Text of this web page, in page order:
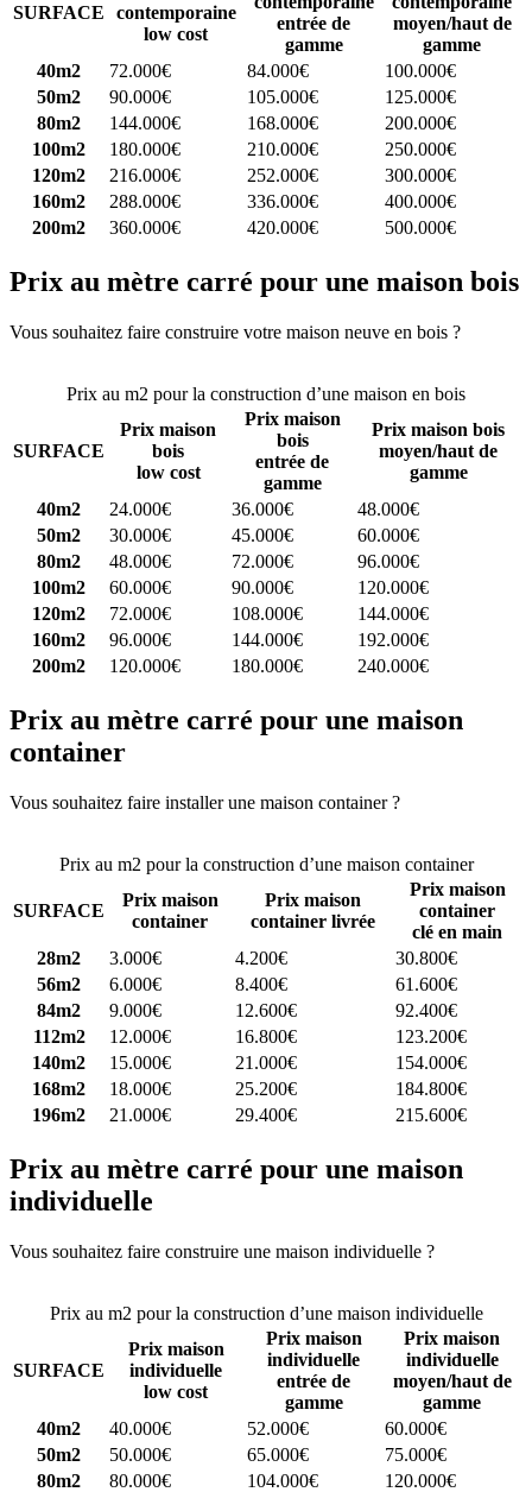
SURFACE
contemporaine
low cost
entrée de
gamme
moyen/haut de
gamme
40m2
72.000€ 84.000€
100.000€
50m2
90.000€ 105.000€
125.000€
80m2
144.000€ 168.000€
200.000€
100m2
180.000€ 210.000€
250.000€
120m2
216.000€ 252.000€
300.000€
160m2
288.000€ 336.000€
400.000€
200m2
360.000€ 420.000€ 500.000€
Prix au mètre carré pour une maison bois
Vous souhaitez faire construire votre maison neuve en bois ?
Prix au m2 pour la construction d’une maison en bois
SURFACE
Prix maison
bois
low cost
Prix maison
bois
entrée de
gamme
Prix maison bois
moyen/haut de
gamme
40m2
24.000€ 36.000€
48.000€
50m2
30.000€ 45.000€
60.000€
80m2
48.000€ 72.000€
96.000€
100m2
60.000€ 90.000€
120.000€
120m2
72.000€ 108.000€
144.000€
160m2
96.000€ 144.000€
192.000€
200m2
120.000€ 180.000€ 240.000€
Prix au mètre carré pour une maison
container
Vous souhaitez faire installer une maison container ?
Prix au m2 pour la construction d’une maison container
SURFACE
Prix maison
container
Prix maison
container livrée
Prix maison
container
clé en main
28m2
3.000€ 4.200€
30.800€
56m2
6.000€ 8.400€
61.600€
84m2
9.000€ 12.600€
92.400€
112m2
12.000€ 16.800€
123.200€
140m2
15.000€ 21.000€
154.000€
168m2
18.000€ 25.200€
184.800€
196m2
21.000€ 29.400€ 215.600€
Prix au mètre carré pour une maison
individuelle
Vous souhaitez faire construire une maison individuelle ?
Prix au m2 pour la construction d’une maison individuelle
SURFACE
Prix maison
individuelle
low cost
Prix maison
individuelle
entrée de
gamme
Prix maison
individuelle
moyen/haut de
gamme
40m2
40.000€ 52.000€
60.000€
50m2
50.000€ 65.000€
75.000€
80m2
80.000€ 104.000€
120.000€